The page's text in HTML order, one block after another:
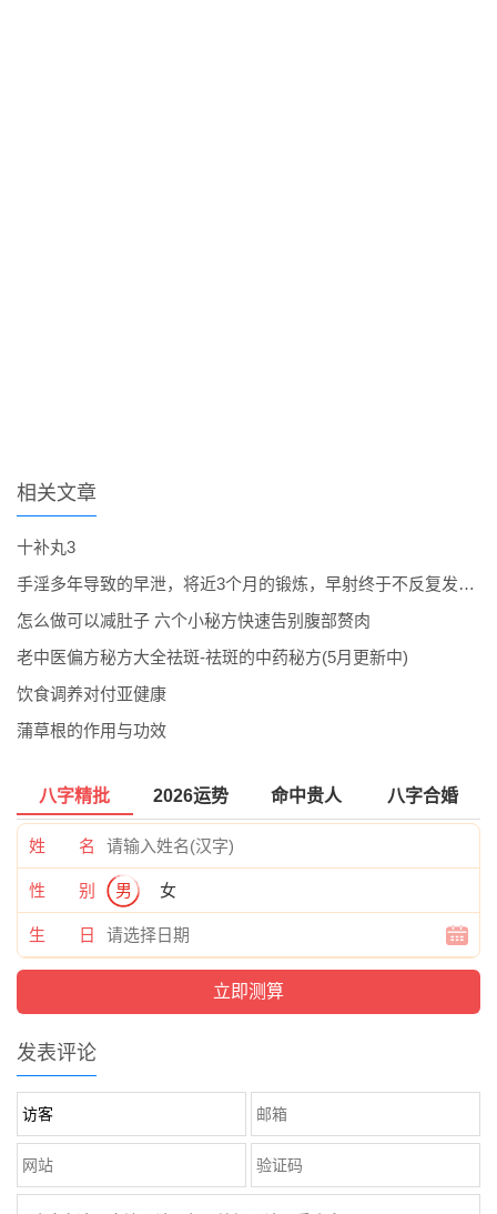
相关文章
十补丸3
手淫多年导致的早泄，将近3个月的锻炼，早射终于不反复发作了。
怎么做可以减肚子 六个小秘方快速告别腹部赘肉
老中医偏方秘方大全祛斑-祛斑的中药秘方(5月更新中)
饮食调养对付亚健康
蒲草根的作用与功效
八字精批 2026运势 命中贵人 八字合婚
姓 名
性 别 男 女
生 日
发表评论